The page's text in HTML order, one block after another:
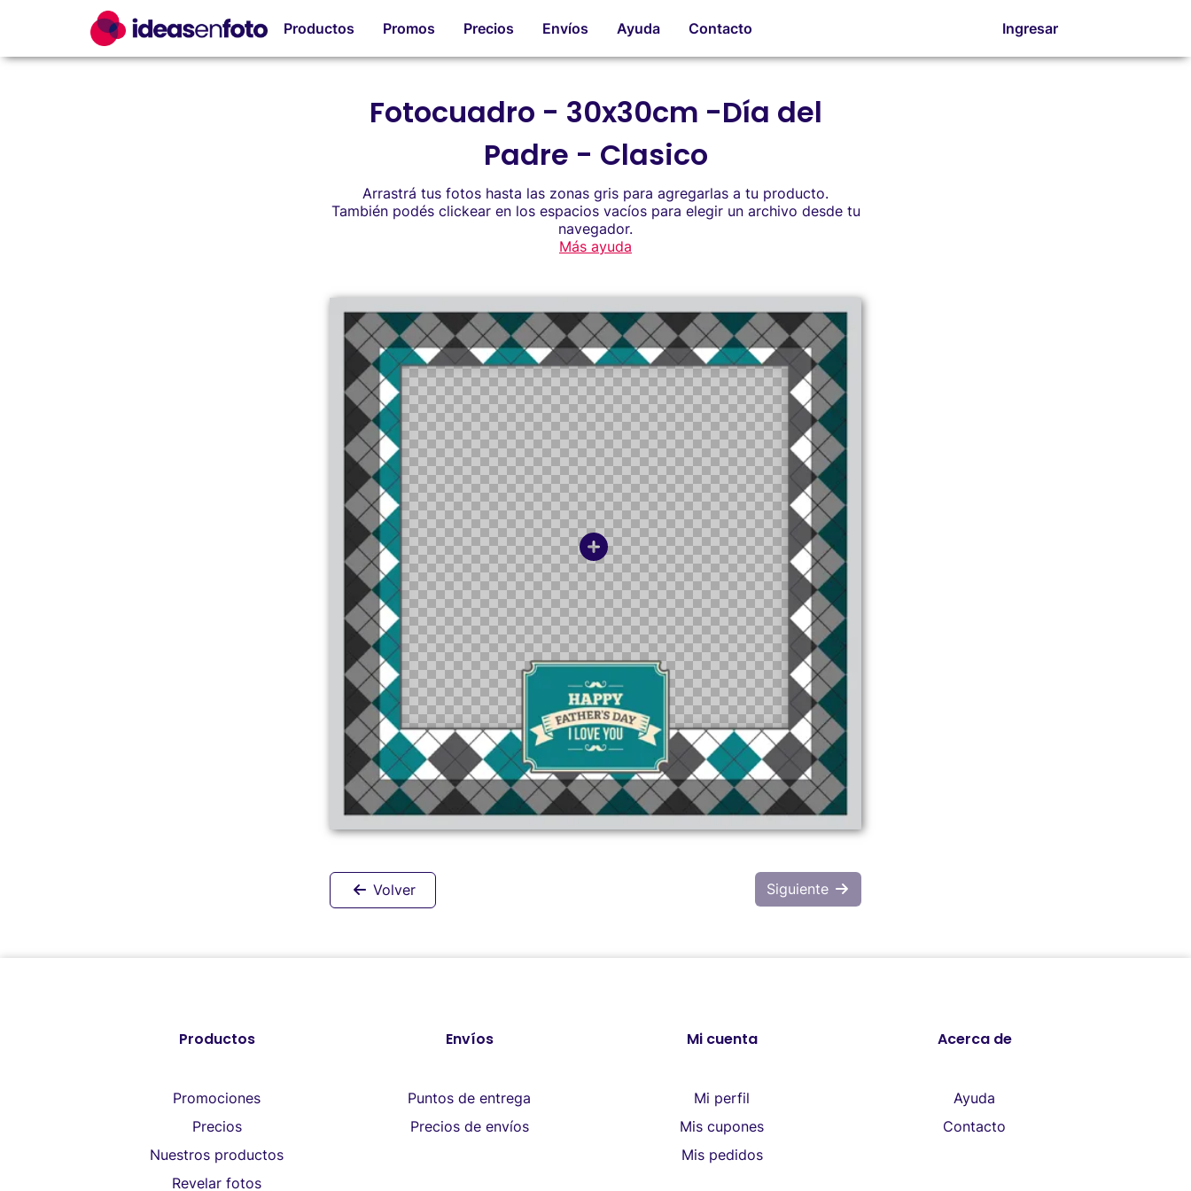
Productos Promos Precios Envíos Ayuda Contacto Ingresar
Fotocuadro - 30x30cm -Día del
Padre - Clasico
Arrastrá tus fotos hasta las zonas gris para agregarlas a tu producto.
También podés clickear en los espacios vacíos para elegir un archivo desde tu
navegador.
Más ayuda
Volver Siguiente
Productos
Promociones
Precios
Nuestros productos
Revelar fotos
Envíos
Puntos de entrega
Precios de envíos
Mi cuenta
Mi perfil
Mis cupones
Mis pedidos
Acerca de
Ayuda
Contacto